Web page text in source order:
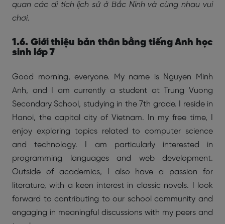
quan các di tích lịch sử ở Bắc Ninh và cùng nhau vui
chơi.
1.6. Giới thiệu bản thân bằng tiếng Anh học
sinh lớp 7
Good morning, everyone. My name is Nguyen Minh
Anh, and I am currently a student at Trung Vuong
Secondary School, studying in the 7th grade. I reside in
Hanoi, the capital city of Vietnam. In my free time, I
enjoy exploring topics related to computer science
and technology. I am particularly interested in
programming languages and web development.
Outside of academics, I also have a passion for
literature, with a keen interest in classic novels. I look
forward to contributing to our school community and
engaging in meaningful discussions with my peers and